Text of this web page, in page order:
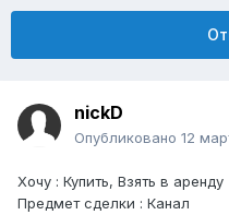
nickD
Опубликовано 12
Хочу : Купить, Взять в аренду
Предмет сделки : Канал